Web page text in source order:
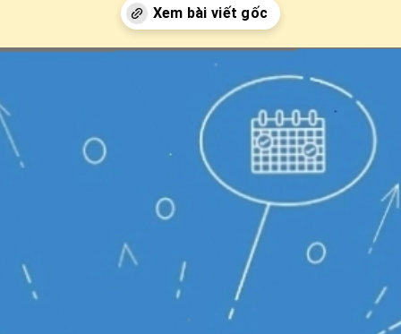
https://erci.edu.vn/phan-biet-gia-la-gi